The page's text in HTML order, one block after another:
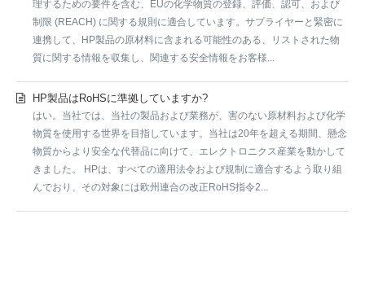
理するための要件を含む、EUの化学物質の登録、評価、認可、および
制限 (REACH) に関する規則に適合しています。サプライヤーと緊密に
連携して、HP製品の原材料に含まれる可能性のある、リストされた物
質に関する情報を収集し、関連する安全情報をお客様...
HP製品はRoHSに準拠していますか?
はい。当社では、当社の製品および業務が、害のない原材料および化学
物質を使用する世界を目指しています。当社は20年を超える期間、懸念
物質からより安全な代替品に向けて、エレクトロニクス産業を動かして
きました。 HPは、すべての適用法令および規制に適合するよう取り組
んでおり、その対象には欧州連合の改正RoHS指令2...